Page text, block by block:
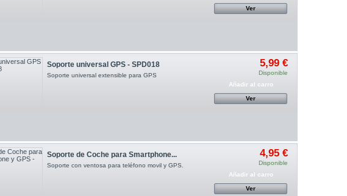
Ver
Soporte universal GPS - SPD018
Soporte universal extensible para GPS
5,99 €
Disponible
Añadir al carro
Ver
Soporte de Coche para Smartphone...
Soporte con ventosa para teléfono movil y GPS.
4,95 €
Disponible
Añadir al carro
Ver